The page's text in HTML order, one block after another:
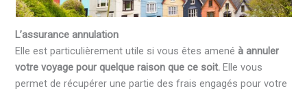
L’assurance annulation
Elle est particulièrement utile si vous êtes amenéà annuler
votre voyage pour quelque raison que ce soit. Elle vous
permet de récupérer une partie des frais engagés pour votre